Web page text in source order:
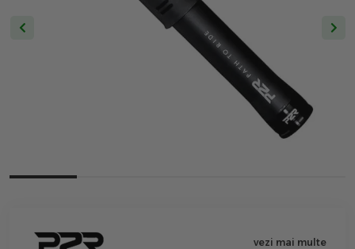
vezi mai multe